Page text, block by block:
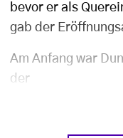
bevor er als
gab der
Am Anfang war
der